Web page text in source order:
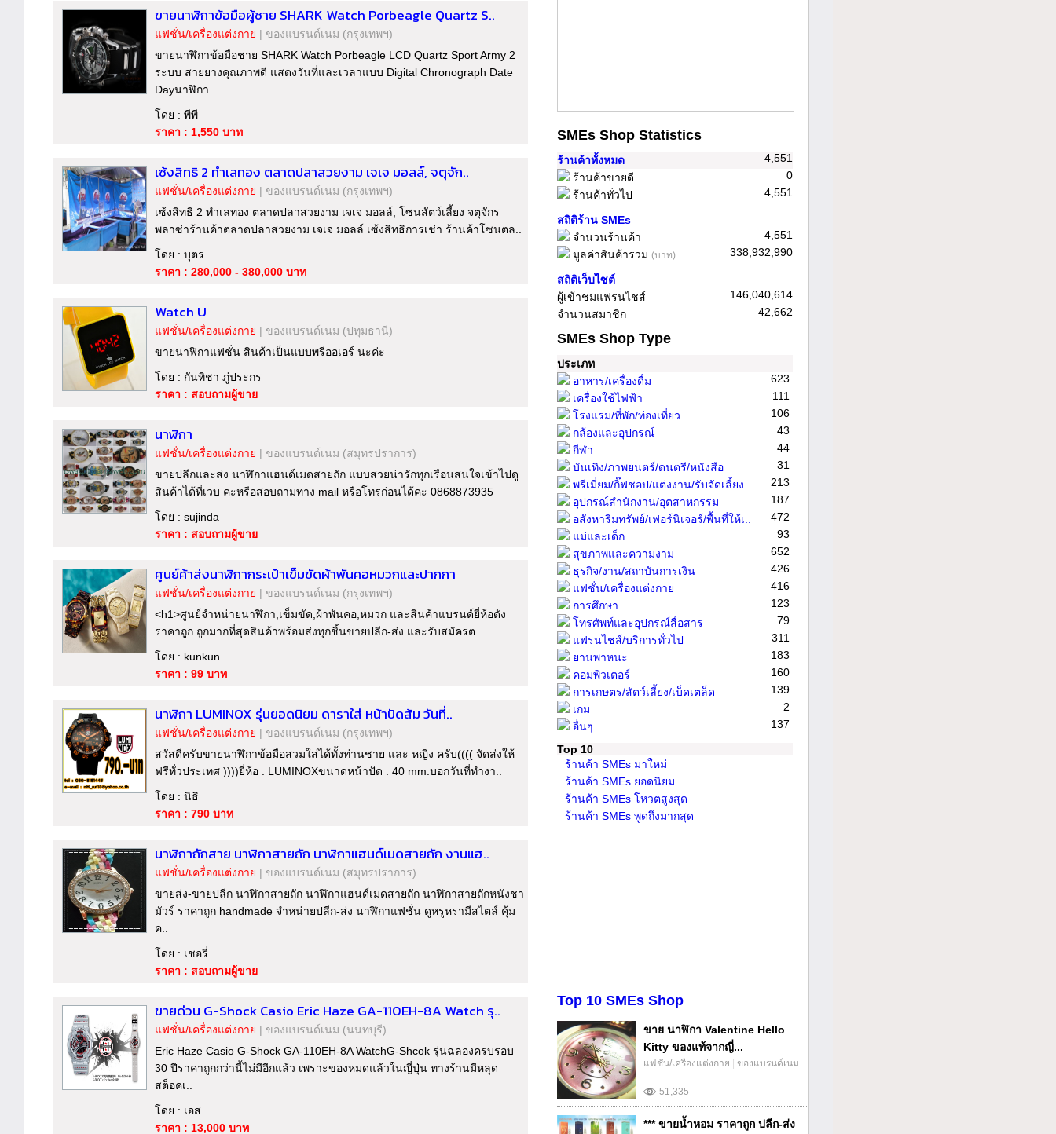
ขายนาฬิกาข้อมือผู้ชาย SHARK Watch Porbeagle Quartz S..
แฟชั่น/เครื่องแต่งกาย | ของแบรนด์เนม (กรุงเทพฯ)
ขายนาฬิกาข้อมือชาย SHARK Watch Porbeagle LCD Quartz Sport Army 2
ระบบ สายยางคุณภาพดี แสดงวันที่และเวลาแบบ Digital Chronograph Date
Dayนาฬิกา..
โดย : พีพี
ราคา : 1,550 บาท
เซ้งสิทธิ 2 ทำเลทอง ตลาดปลาสวยงาม เจเจ มอลล์, จตุจัก..
แฟชั่น/เครื่องแต่งกาย | ของแบรนด์เนม (กรุงเทพฯ)
เซ้งสิทธิ 2 ทำเลทอง ตลาดปลาสวยงาม เจเจ มอลล์, โซนสัตว์เลี้ยง จตุจักร
พลาซ่าร้านค้าตลาดปลาสวยงาม เจเจ มอลล์ เซ้งสิทธิการเช่า ร้านค้าโซนตล..
โดย : บุตร
ราคา : 280,000 - 380,000 บาท
Watch U
แฟชั่น/เครื่องแต่งกาย | ของแบรนด์เนม (ปทุมธานี)
ขายนาฟิกาแฟชั่น สินค้าเป็นแบบพรีออเอร์ นะค่ะ
โดย : กันทิชา ภู่ประกร
ราคา : สอบถามผู้ขาย
นาฬิกา
แฟชั่น/เครื่องแต่งกาย | ของแบรนด์เนม (สมุทรปราการ)
ขายปลีกและส่ง นาฬิกาแฮนด์เมดสายถัก แบบสวยน่ารักทุกเรือนสนใจเข้าไปดู
สินค้าได้ที่เวบ คะหรือสอบถามทาง mail หรือโทรก่อนได้คะ 0868873935
โดย : sujinda
ราคา : สอบถามผู้ขาย
ศูนย์ค้าส่งนาฬิกากระเป๋าเข็มขัดผ้าพันคอหมวกและปากกา
แฟชั่น/เครื่องแต่งกาย | ของแบรนด์เนม (กรุงเทพฯ)
<h1>ศูนย์จำหน่ายนาฬิกา,เข็มขัด,ผ้าพันคอ,หมวก และสินค้าแบรนด์ยี่ห้อดัง
ราคาถูก ถูกมากที่สุดสินค้าพร้อมส่งทุกชิ้นขายปลีก-ส่ง และรับสมัครต..
โดย : kunkun
ราคา : 99 บาท
นาฬิกา LUMINOX รุ่นยอดนิยม ดาราใส่ หน้าปัดส้ม วันที่..
แฟชั่น/เครื่องแต่งกาย | ของแบรนด์เนม (กรุงเทพฯ)
สวัสดีครับขายนาฬิกาข้อมือสวมใส่ได้ทั้งท่านชาย และ หญิง ครับ(((( จัดส่งให้
ฟรีทั่วประเทศ ))))ยี่ห้อ : LUMINOXขนาดหน้าปัด : 40 mm.บอกวันที่ทำงา..
โดย : นิธิ
ราคา : 790 บาท
นาฬิกาถักสาย นาฬิกาสายถัก นาฬิกาแฮนด์เมดสายถัก งานแฮ..
แฟชั่น/เครื่องแต่งกาย | ของแบรนด์เนม (สมุทรปราการ)
ขายส่ง-ขายปลีก นาฬิกาสายถัก นาฬิกาแฮนด์เมดสายถัก นาฬิกาสายถักหนังชา
มัวร์ ราคาถูก handmade จำหน่ายปลีก-ส่ง นาฬิกาแฟชั่น ดูหรูหรามีสไตล์ คุ้ม
ค..
โดย : เชอรี่
ราคา : สอบถามผู้ขาย
ขายด่วน G-Shock Casio Eric Haze GA-110EH-8A Watch รุ..
แฟชั่น/เครื่องแต่งกาย | ของแบรนด์เนม (นนทบุรี)
Eric Haze Casio G-Shock GA-110EH-8A WatchG-Shcok รุ่นฉลองครบรอบ
30 ปีราคาถูกกว่านี้ไม่มีอีกแล้ว เพราะของหมดแล้วในญี่ปุ่น ทางร้านมีหลุด
สต็อคเ..
โดย : เอส
ราคา : 13,000 บาท
SMEs Shop Statistics
ร้านค้าทั้งหมด
4,551
ร้านค้าขายดี
0
ร้านค้าทั่วไป
4,551
สถิติร้าน SMEs
จำนวนร้านค้า
4,551
มูลค่าสินค้ารวม (บาท) 338,932,990
สถิติเว็บไซต์
ผู้เข้าชมแฟรนไชส์
146,040,614
จำนวนสมาชิก
42,662
SMEs Shop Type
ประเภท
อาหาร/เครื่องดื่ม
623
เครื่องใช้ไฟฟ้า
111
โรงแรม/ที่พัก/ท่องเที่ยว
106
กล้องและอุปกรณ์
43
กีฬา
44
บันเทิง/ภาพยนตร์/ดนตรี/หนังสือ
31
พรีเมี่ยม/กิ๊ฟชอป/แต่งงาน/รับจัดเลี้ยง
213
อุปกรณ์สำนักงาน/อุตสาหกรรม
187
อสังหาริมทรัพย์/เฟอร์นิเจอร์/พื้นที่ให้เ..
472
แม่และเด็ก
93
สุขภาพและความงาม
652
ธุรกิจ/งาน/สถาบันการเงิน
426
แฟชั่น/เครื่องแต่งกาย
416
การศึกษา
123
โทรศัพท์และอุปกรณ์สื่อสาร
79
แฟรนไชส์/บริการทั่วไป
311
ยานพาหนะ
183
คอมพิวเตอร์
160
การเกษตร/สัตว์เลี้ยง/เบ็ดเตล็ด
139
เกม
2
อื่นๆ
137
Top 10
ร้านค้า SMEs มาใหม่
ร้านค้า SMEs ยอดนิยม
ร้านค้า SMEs โหวตสูงสุด
ร้านค้า SMEs พูดถึงมากสุด
Top 10 SMEs Shop
51,335
ขาย นาฬิกา Valentine Hello
Kitty ของแท้จากญี่...
แฟชั่น/เครื่องแต่งกาย ของแบรนด์เนม
*** ขายน้ำหอม ราคาถูก ปลีก-ส่ง